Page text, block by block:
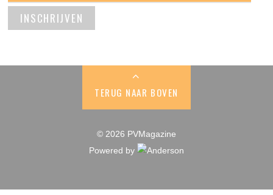
TERUG NAAR BOVEN
© 2026 PVMagazine
Powered by